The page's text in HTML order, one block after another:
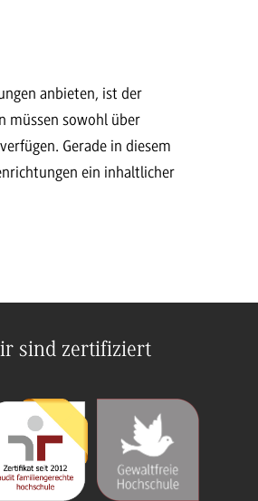
anbieten, ist der
müssen sowohl über
Gerade in diesem
ein inhaltlicher
sind zertifiziert